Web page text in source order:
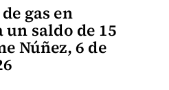
gas en
saldo de 15
Núñez, 6 de